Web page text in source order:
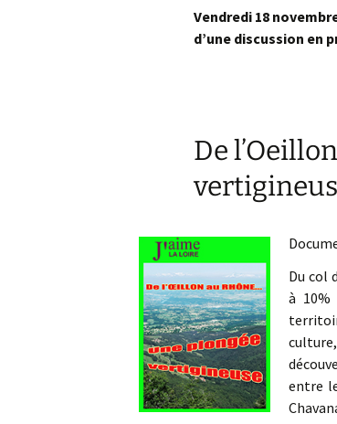
Vendredi 18
d’une discussion en
De
Du col
à 10%
entre